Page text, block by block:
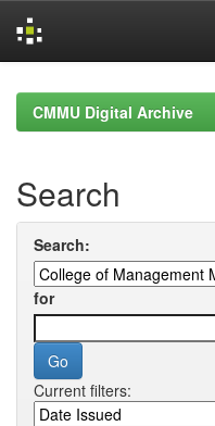
navigationCMMU Digital Archive
Search
Search:
for
Current filters: